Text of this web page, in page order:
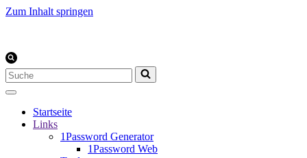
Zum Inhalt springen
Suchen
nach …
Startseite
Links
1Password Generator
1Password Web